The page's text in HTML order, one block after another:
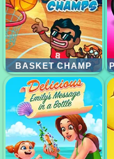
BASKET CHAMP